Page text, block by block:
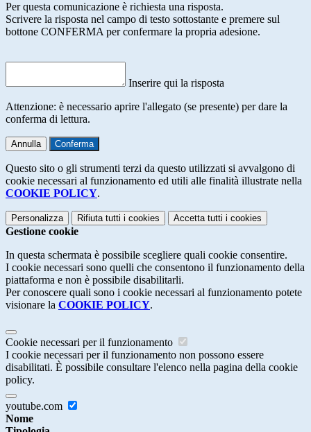
Per questa comunicazione è richiesta una risposta.
Scrivere la risposta nel campo di testo sottostante e premere sul
bottone CONFERMA per confermare la propria adesione.
Inserire qui la risposta
Attenzione: è necessario aprire l'allegato (se presente) per dare la
conferma di lettura.
Annulla Conferma
Questo sito o gli strumenti terzi da questo utilizzati si avvalgono di
cookie necessari al funzionamento ed utili alle finalità illustrate nella
COOKIE POLICY.
Personalizza Rifiuta tutti i cookies Accetta tutti i cookies
Gestione cookie
In questa schermata è possibile scegliere quali cookie consentire.
I cookie necessari sono quelli che consentono il funzionamento della
piattaforma e non è possibile disabilitarli.
Per conoscere quali sono i cookie necessari al funzionamento potete
visionare la COOKIE POLICY.
Cookie necessari per il funzionamento
I cookie necessari per il funzionamento non possono essere
disabilitati. È possibile consultare l'elenco nella pagina della cookie
policy.
youtube.com
Nome